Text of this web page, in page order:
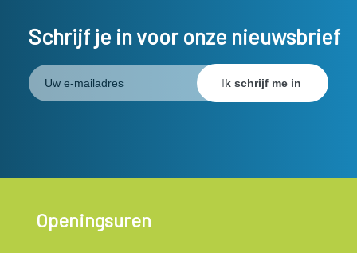
Schrijf je in voor onze nieuwsbrief
Openingsuren